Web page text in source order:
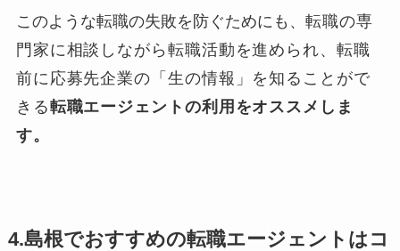
このような転職の失敗を防ぐためにも、 転職の専
門家に相談しながら転職活動を進められ、転職
前に応募先企業の「生の情報」を知ることがで
きる転職エージェントの利用をオススメしま
す。
4.島根でおすすめの転職エージェントはコ